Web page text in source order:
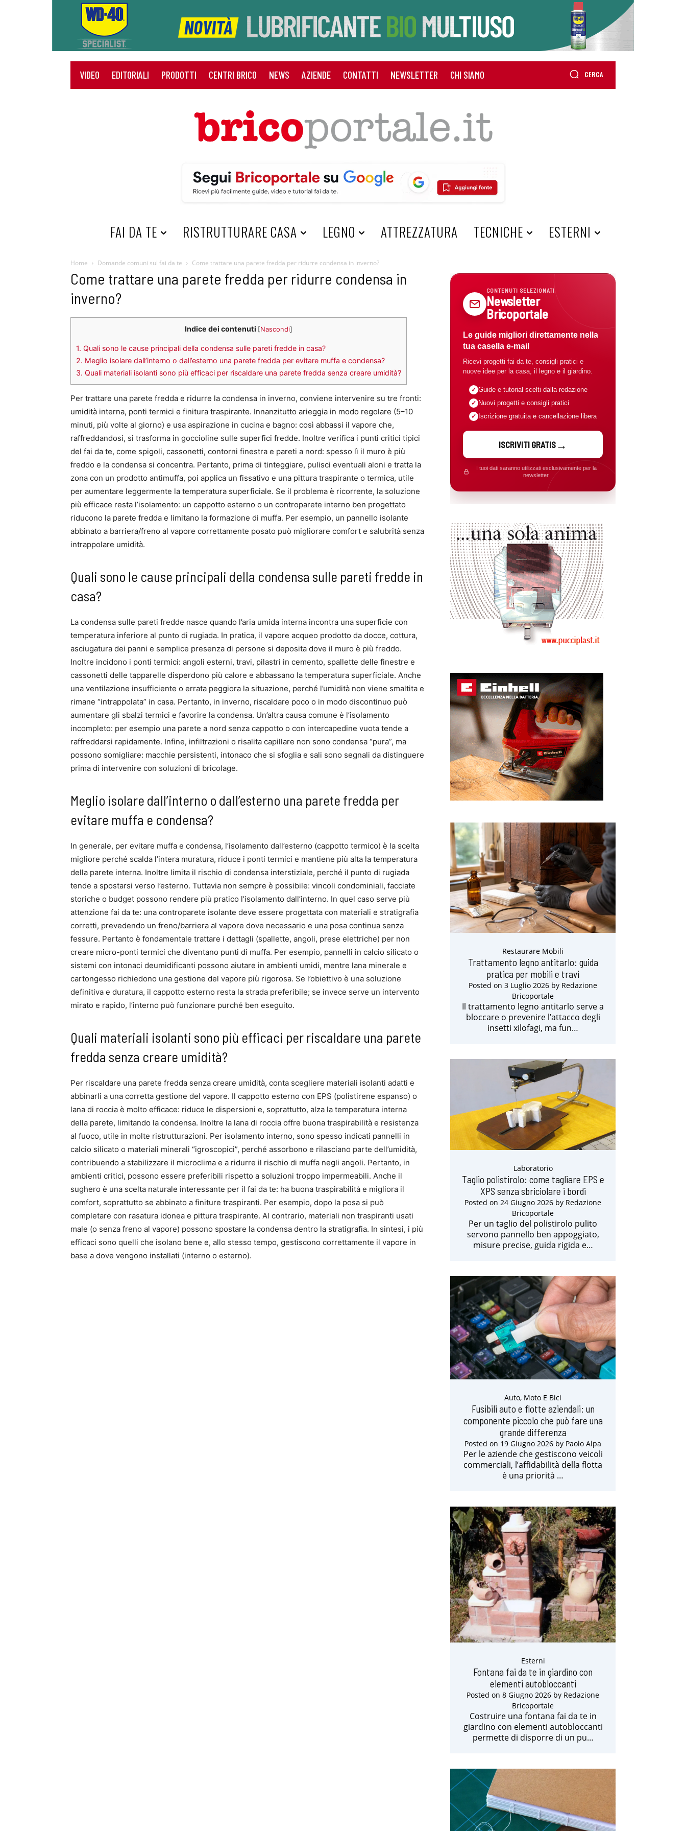
VIDEO EDITORIALI PRODOTTI CENTRI BRICO NEWS AZIENDE CONTATTI NEWSLETTER CHI SIAMO CERCA
HOME
FAI DA TE RISTRUTTURARE CASA LEGNO ATTREZZATURA TECNICHE ESTERNI
Home Domande comuni sul fai da te Come trattare una parete fredda per ridurre condensa in inverno?
Come trattare una parete fredda per ridurre condensa in
inverno?
Indice dei contenuti [Nascondi]
1. Quali sono le cause principali della condensa sulle pareti fredde in casa?
2. Meglio isolare dall’interno o dall’esterno una parete fredda per evitare muffa e condensa?
3. Quali materiali isolanti sono più efficaci per riscaldare una parete fredda senza creare umidità?
Per trattare una parete fredda e ridurre la condensa in inverno, conviene intervenire su tre fronti:
umidità interna, ponti termici e finitura traspirante. Innanzitutto arieggia in modo regolare (5–10
minuti, più volte al giorno) e usa aspirazione in cucina e bagno: così abbassi il vapore che,
raffreddandosi, si trasforma in goccioline sulle superfici fredde. Inoltre verifica i punti critici tipici
del fai da te, come spigoli, cassonetti, contorni finestra e pareti a nord: spesso lì il muro è più
freddo e la condensa si concentra. Pertanto, prima di tinteggiare, pulisci eventuali aloni e tratta la
zona con un prodotto antimuffa, poi applica un fissativo e una pittura traspirante o termica, utile
per aumentare leggermente la temperatura superficiale. Se il problema è ricorrente, la soluzione
più efficace resta l’isolamento: un cappotto esterno o un controparete interno ben progettato
riducono la parete fredda e limitano la formazione di muffa. Per esempio, un pannello isolante
abbinato a barriera/freno al vapore correttamente posato può migliorare comfort e salubrità senza
intrappolare umidità.
Quali sono le cause principali della condensa sulle pareti fredde in
casa?
La condensa sulle pareti fredde nasce quando l’aria umida interna incontra una superficie con
temperatura inferiore al punto di rugiada. In pratica, il vapore acqueo prodotto da docce, cottura,
asciugatura dei panni e semplice presenza di persone si deposita dove il muro è più freddo.
Inoltre incidono i ponti termici: angoli esterni, travi, pilastri in cemento, spallette delle finestre e
cassonetti delle tapparelle disperdono più calore e abbassano la temperatura superficiale. Anche
una ventilazione insufficiente o errata peggiora la situazione, perché l’umidità non viene smaltita e
rimane “intrappolata” in casa. Pertanto, in inverno, riscaldare poco o in modo discontinuo può
aumentare gli sbalzi termici e favorire la condensa. Un’altra causa comune è l’isolamento
incompleto: per esempio una parete a nord senza cappotto o con intercapedine vuota tende a
raffreddarsi rapidamente. Infine, infiltrazioni o risalita capillare non sono condensa “pura”, ma
possono somigliare: macchie persistenti, intonaco che si sfoglia e sali sono segnali da distinguere
prima di intervenire con soluzioni di bricolage.
Meglio isolare dall’interno o dall’esterno una parete fredda per
evitare muffa e condensa?
In generale, per evitare muffa e condensa, l’isolamento dall’esterno (cappotto termico) è la scelta
migliore perché scalda l’intera muratura, riduce i ponti termici e mantiene più alta la temperatura
della parete interna. Inoltre limita il rischio di condensa interstiziale, perché il punto di rugiada
tende a spostarsi verso l’esterno. Tuttavia non sempre è possibile: vincoli condominiali, facciate
storiche o budget possono rendere più pratico l’isolamento dall’interno. In quel caso serve più
attenzione fai da te: una controparete isolante deve essere progettata con materiali e stratigrafia
corretti, prevedendo un freno/barriera al vapore dove necessario e una posa continua senza
fessure. Pertanto è fondamentale trattare i dettagli (spallette, angoli, prese elettriche) per non
creare micro-ponti termici che diventano punti di muffa. Per esempio, pannelli in calcio silicato o
sistemi con intonaci deumidificanti possono aiutare in ambienti umidi, mentre lana minerale e
cartongesso richiedono una gestione del vapore più rigorosa. Se l’obiettivo è una soluzione
definitiva e duratura, il cappotto esterno resta la strada preferibile; se invece serve un intervento
mirato e rapido, l’interno può funzionare purché ben eseguito.
Quali materiali isolanti sono più efficaci per riscaldare una parete
fredda senza creare umidità?
Per riscaldare una parete fredda senza creare umidità, conta scegliere materiali isolanti adatti e
abbinarli a una corretta gestione del vapore. Il cappotto esterno con EPS (polistirene espanso) o
lana di roccia è molto efficace: riduce le dispersioni e, soprattutto, alza la temperatura interna
della parete, limitando la condensa. Inoltre la lana di roccia offre buona traspirabilità e resistenza
al fuoco, utile in molte ristrutturazioni. Per isolamento interno, sono spesso indicati pannelli in
calcio silicato o materiali minerali “igroscopici”, perché assorbono e rilasciano parte dell’umidità,
contribuendo a stabilizzare il microclima e a ridurre il rischio di muffa negli angoli. Pertanto, in
ambienti critici, possono essere preferibili rispetto a soluzioni troppo impermeabili. Anche il
sughero è una scelta naturale interessante per il fai da te: ha buona traspirabilità e migliora il
comfort, soprattutto se abbinato a finiture traspiranti. Per esempio, dopo la posa si può
completare con rasatura idonea e pittura traspirante. Al contrario, materiali non traspiranti usati
male (o senza freno al vapore) possono spostare la condensa dentro la stratigrafia. In sintesi, i più
efficaci sono quelli che isolano bene e, allo stesso tempo, gestiscono correttamente il vapore in
base a dove vengono installati (interno o esterno).
CONTENUTI SELEZIONATI
Newsletter
Bricoportale
Le guide migliori direttamente nella
tua casella e-mail
Ricevi progetti fai da te, consigli pratici e
nuove idee per la casa, il legno e il giardino.
Guide e tutorial scelti dalla redazione
Nuovi progetti e consigli pratici
Iscrizione gratuita e cancellazione libera
ISCRIVITI GRATIS
I tuoi dati saranno utilizzati esclusivamente per la
newsletter.
Restaurare Mobili
Trattamento legno antitarlo: guida
pratica per mobili e travi
Posted on 3 Luglio 2026 by Redazione
Bricoportale
Il trattamento legno antitarlo serve a
bloccare o prevenire l’attacco degli
insetti xilofagi, ma fun…
Laboratorio
Taglio polistirolo: come tagliare EPS e
XPS senza sbriciolare i bordi
Posted on 24 Giugno 2026 by Redazione
Bricoportale
Per un taglio del polistirolo pulito
servono pannello ben appoggiato,
misure precise, guida rigida e…
Auto, Moto E Bici
Fusibili auto e flotte aziendali: un
componente piccolo che può fare una
grande differenza
Posted on 19 Giugno 2026 by Paolo Alpa
Per le aziende che gestiscono veicoli
commerciali, l’affidabilità della flotta
è una priorità …
Esterni
Fontana fai da te in giardino con
elementi autobloccanti
Posted on 8 Giugno 2026 by Redazione
Bricoportale
Costruire una fontana fai da te in
giardino con elementi autobloccanti
permette di disporre di un pu…